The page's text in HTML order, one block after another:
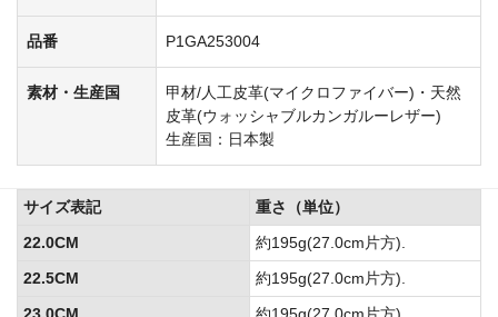
品番 P1GA253004
素材・生産国
甲材/人工皮革(マイクロファイバー)・天然
皮革(ウォッシャブルカンガルーレザー)
生産国：日本製
サイズ表記
重さ（単位）
22.0CM
約195g(27.0cm片方).
22.5CM
約195g(27.0cm片方).
23.0CM
約195g(27.0cm片方).